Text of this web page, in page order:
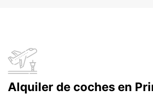
Alquiler de coches en